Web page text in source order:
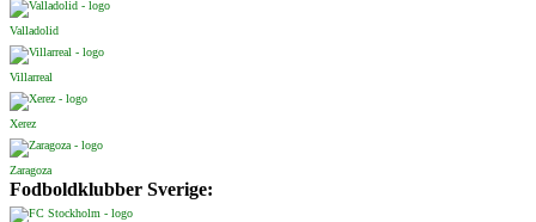
Valladolid
Villarreal
Xerez
Zaragoza
Fodboldklubber Sverige: